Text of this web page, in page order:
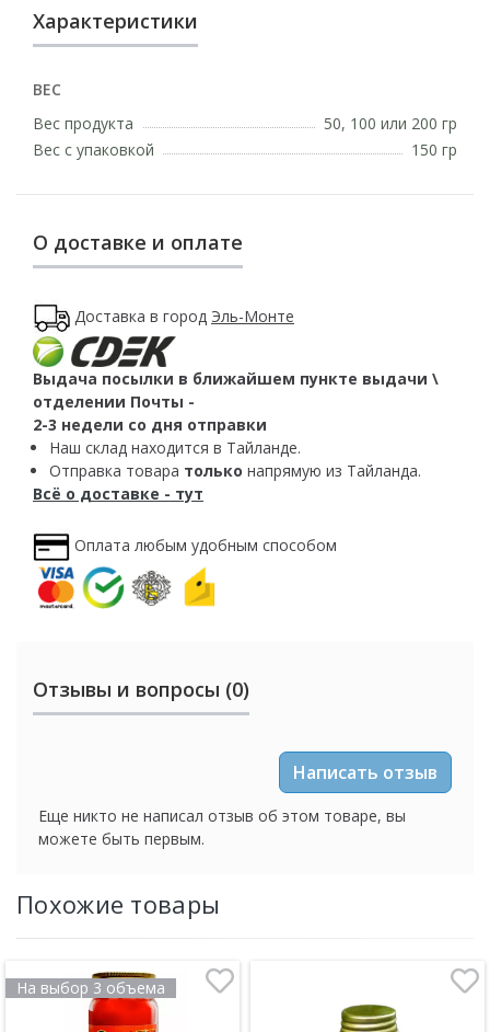
Характеристики
ВЕС
Вес продукта
50, 100 или 200 гр
Вес с упаковкой
150 гр
О доставке и оплате
Доставка в город Эль-Монте
Выдача посылки в ближайшем пункте выдачи \
отделении Почты -
2-3 недели со дня отправки
Наш склад находится в Тайланде.
Отправка товара только напрямую из Тайланда.
Всё о доставке - тут
Оплата любым удобным способом
Отзывы и вопросы (0)
Написать отзыв
Еще никто не написал отзыв об этом товаре, вы
можете быть первым.
Похожие товары
На выбор 3 объема